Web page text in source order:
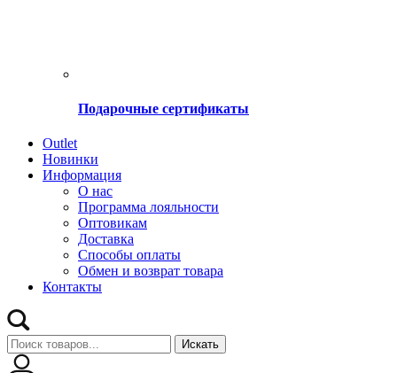
Подарочные сертификаты
Оutlet
Новинки
Информация
О нас
Программа лояльности
Оптовикам
Доставка
Способы оплаты
Обмен и возврат товара
Контакты
Искать